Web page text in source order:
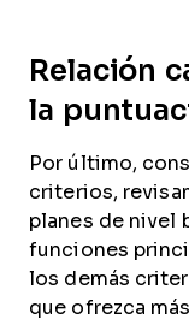
Relación
la
Por último,
criterios,
planes de nivel
funciones
los demás
que ofrezca